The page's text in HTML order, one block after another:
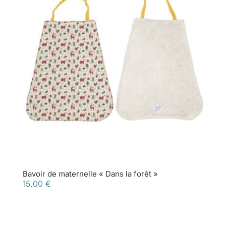
Bavoir de maternelle « Dans la forêt »
15,00 €